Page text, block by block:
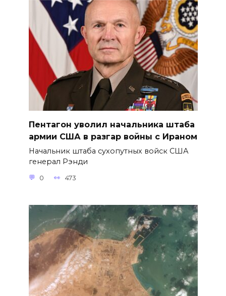
Пентагон уволил начальника штаба
армии США в разгар войны с Ираном
Начальник штаба сухопутных войск США
генерал Рэнди
0 473